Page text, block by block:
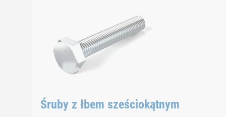
Wkręty do walcowania gwintów w metalach tworzą
Normy
DIN 7500 D
Śruby z łbem sześciokątnym